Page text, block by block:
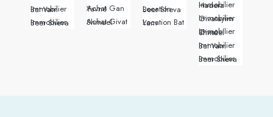
Immobilier Bat Yam
Immobilier Beer Sheva
Achat Gan Yavné
Achat Givat Shmuel
Location Beer Sheva
Location Bat Yam
Immobilier Hadera
Immobilier Givatayim
Immobilier Givat Shmuel
Immobilier Bat Yam
Immobilier Beer Sheva